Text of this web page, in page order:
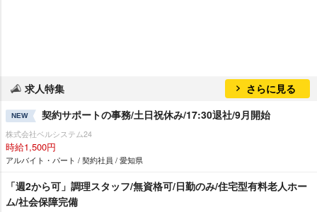
求人特集 さらに見る
NEW 契約サポートの事務/土日祝休み/17:30退社/9月開始
株式会社ベルシステム24
時給1,500円
アルバイト・パート / 契約社員 / 愛知県
「週2から可」調理スタッフ/無資格可/日勤のみ/住宅型有料老人ホー
ム/社会保障完備